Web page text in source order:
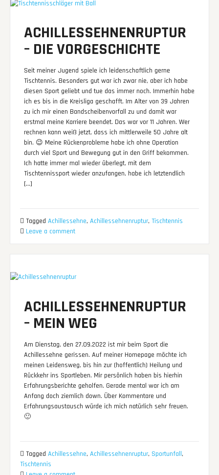
ACHILLESSEHNENRUPTUR
– DIE VORGESCHICHTE
Seit meiner Jugend spiele ich leidenschaftlich gerne
Tischtennis. Besonders gut war ich zwar nie, aber ich habe
diesen Sport geliebt und tue das immer noch. Immerhin habe
ich es bis in die Kreisliga geschafft. Im Alter von 39 Jahren
zu ich mir einen Bandscheibenvorfall zu und damit war
erstmal meine Karriere beendet. Das war vor 11 Jahren. Wer
rechnen kann weiß jetzt, dass ich mittlerweile 50 Jahre alt
bin. 😉 Meine Rückenprobleme habe ich ohne Operation
durch viel Sport und Bewegung gut in den Griff bekommen.
Ich hatte immer mal wieder überlegt, mit dem
Tischtennissport wieder anzufangen, habe ich letztendlich
[…]
TaggedAchillessehne,Achillessehnenruptur,Tischtennis
Leave a comment
ACHILLESSEHNENRUPTUR
– MEIN WEG
Am Dienstag, den 27.09.2022 ist mir beim Sport die
Achillessehne gerissen. Auf meiner Homepage möchte ich
meinen Leidensweg, bis hin zur (hoffentlich) Heilung und
Rückkehr ins Sportleben. Mir persönlich haben bis hierhin
Erfahrungsberichte geholfen. Gerade mental war ich am
Anfang doch ziemlich down. Über Kommentare und
Erfahrungsaustausch würde ich mich natürlich sehr freuen.
🙂
TaggedAchillessehne,Achillessehnenruptur, Sportunfall,
Tischtennis